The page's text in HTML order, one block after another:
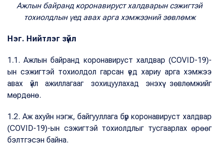
Ажлын байранд коронавируст халдварын сэжигтэй
тохиолдлын үед авах арга хэмжээний зөвлөмж
Нэг. Нийтлэг зүйл
1.1. Ажлын байранд коронавируст халдвар (COVID-19)-
ын сэжигтэй тохиолдол гарсан үед хариу арга хэмжээ
авах үйл ажиллагааг зохицуулахад энэхүү зөвлөмжийг
мөрдөнө.
1.2. Аж ахуйн нэгж, байгууллага бүр коронавируст халдвар
(COVID-19)-ын сэжигтэй тохиолдлыг тусгаарлах өрөөг
бэлтгэсэн байна.